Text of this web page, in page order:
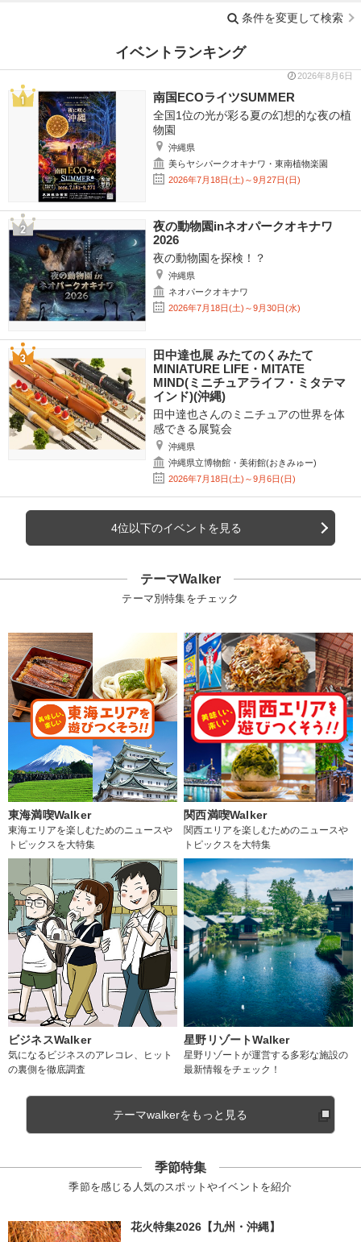
条件を変更して検索
イベントランキング
2026年8月6日
南国ECOライツSUMMER
全国1位の光が彩る夏の幻想的な夜の植
物園
沖縄県
美らヤシパークオキナワ・東南植物楽園
2026年7月18日(土)～9月27日(日)
夜の動物園inネオパークオキナワ
2026
夜の動物園を探検！？
沖縄県
ネオパークオキナワ
2026年7月18日(土)～9月30日(水)
田中達也展 みたてのくみたて
MINIATURE LIFE・MITATE
MIND(ミニチュアライフ・ミタテマ
インド)(沖縄)
田中達也さんのミニチュアの世界を体
感できる展覧会
沖縄県
沖縄県立博物館・美術館(おきみゅー)
2026年7月18日(土)～9月6日(日)
4位以下のイベントを見る
テーマWalker
テーマ別特集をチェック
東海満喫Walker
東海エリアを楽しむためのニュースや
トピックスを大特集
関西満喫Walker
関西エリアを楽しむためのニュースや
トピックスを大特集
ビジネスWalker
気になるビジネスのアレコレ、ヒット
の裏側を徹底調査
星野リゾートWalker
星野リゾートが運営する多彩な施設の
最新情報をチェック！
テーマwalkerをもっと見る
季節特集
季節を感じる人気のスポットやイベントを紹介
花火特集2026【九州・沖縄】